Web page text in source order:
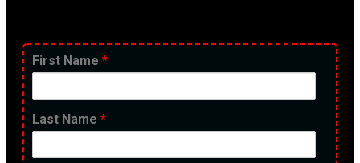
First Name *
Last Name *